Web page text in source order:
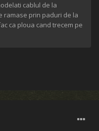
cablul de la
ramase prin paduri de la
ca ploua cand trecem pe